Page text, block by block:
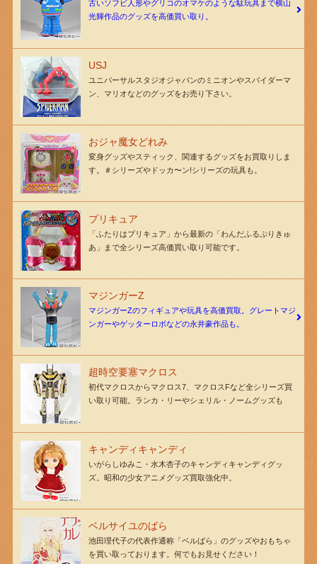
古いソフビ人形やグリコのオマケのような駄玩具まで横山
光輝作品のグッズを高価買い取り。
USJ
ユニバーサルスタジオジャパンのミニオンやスパイダーマ
ン、マリオなどのグッズをお売り下さい。
おジャ魔女どれみ
変身グッズやスティック、関連するグッズをお買取りしま
す。＃シリーズやドッカ〜ン!シリーズの玩具も。
プリキュア
「ふたりはプリキュア」から最新の「わんだふるぷりきゅ
あ」まで全シリーズ高価買い取り可能です。
マジンガーZ
マジンガーZのフィギュアや玩具を高価買取。グレートマジ
ンガーやゲッターロボなどの永井豪作品も。
超時空要塞マクロス
初代マクロスからマクロス7、マクロスFなど全シリーズ買
い取り可能。ランカ・リーやシェリル・ノームグッズも
キャンディキャンディ
いがらしゆみこ・水木杏子のキャンディキャンディグッ
ズ。昭和の少女アニメグッズ買取強化中。
ベルサイユのばら
池田理代子の代表作通称「ベルばら」のグッズやおもちゃ
を買い取っております。何でもお見せください！